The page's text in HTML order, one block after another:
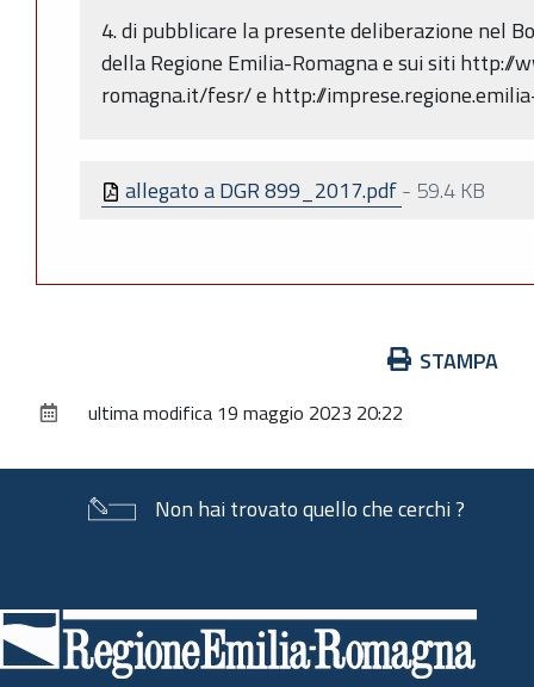
4. di pubblicare la presente deliberazione nel
della Regione Emilia-Romagna e sui siti http://
romagna.it/fesr/ e http://
allegato a DGR 899_2017.pdf- 59.4 KB
documento
STAMPA
ultima modifica 19 maggio 2023 20:22
Non hai trovato quello che cerchi ?
di
pagina